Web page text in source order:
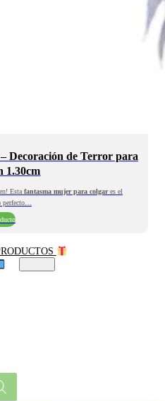
Decoración de Terror para
1.30cm
Esta fantasma mujer para colgares el
perfecto…